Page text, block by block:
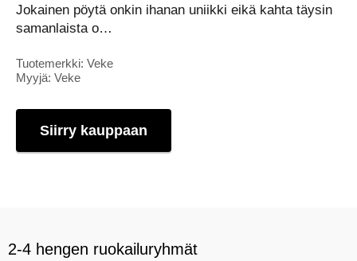
Jokainen pöytä onkin ihanan uniikki eikä kahta täysin
samanlaista o…
Tuotemerkki: Veke
Myyjä: Veke
Siirry kauppaan
2-4 hengen ruokailuryhmät